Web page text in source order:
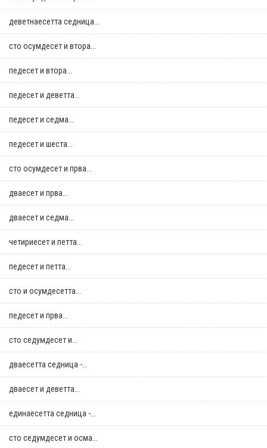
деветнаесетта седница...
сто осумдесет и втора...
педесет и втора...
педесет и деветта...
педесет и седма...
педесет и шеста...
сто осумдесет и прва...
дваесет и прва...
дваесет и седма...
четириесет и петта...
педесет и петта...
сто и осумдесетта...
педесет и прва...
сто седумдесет и...
дваесетта седница -...
дваесет и деветта...
единаесетта седница -...
сто седумдесет и осма...